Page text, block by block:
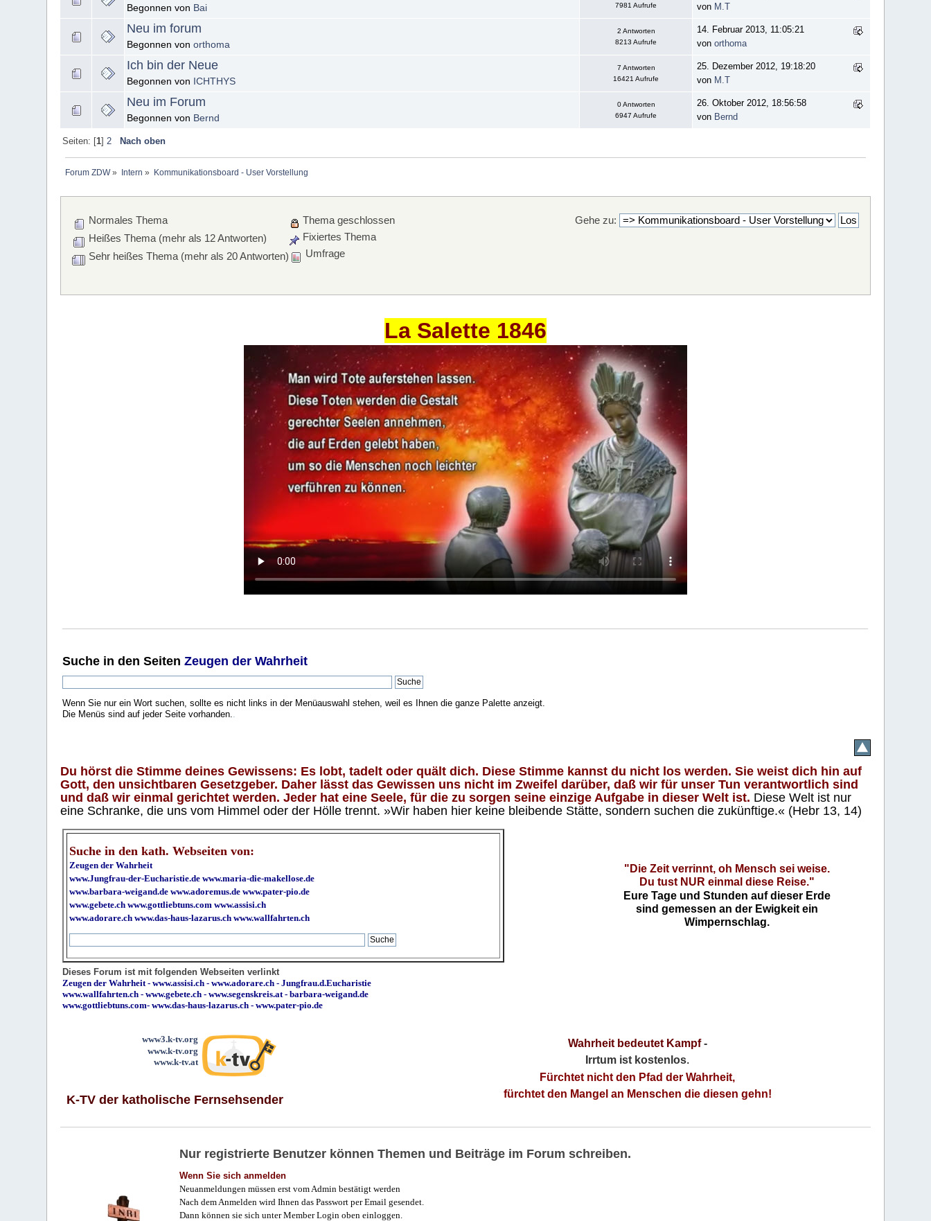
Begonnen von Bai
7981 Aufrufe
von M.T
Neu im forum
Begonnen vonorthoma
2 Antworten
8213 Aufrufe
14. Februar 2013, 11:05:21
vonorthoma
Ich bin der Neue
Begonnen von ICHTHYS
7 Antworten
16421 Aufrufe
25. Dezember 2012, 19:18:20
von M.T
Neu im Forum
Begonnen von Bernd
0 Antworten
6947 Aufrufe
26. Oktober 2012, 18:56:58
von Bernd
Seiten: [1] 2 Nach oben
Forum ZDW» Intern » Kommunikationsboard - User Vorstellung
Gehe zu:
Normales Thema
Heißes Thema (mehr als 12 Antworten)
Sehr heißes Thema (mehr als 20 Antworten)
Thema geschlossen
Fixiertes Thema
Umfrage
La Salette 1846
Suche in den SeitenZeugen der Wahrheit
Wenn Sie nur ein Wort suchen, sollte es nicht links in der Menüauswahl stehen, weil es Ihnen die ganze Palette anzeigt.
Die Menüs sind auf jeder Seite vorhanden.
Du hörst die Stimme deines Gewissens: Es lobt, tadelt oder quält dich. Diese Stimme kannst du nicht los werden. Sie weist dich hin auf
Gott, den unsichtbaren Gesetzgeber. Daher lässt das Gewissen uns nicht im Zweifel darüber, daß wir für unser Tun verantwortlich sind
und daß wir einmal gerichtet werden. Jeder hat eine Seele, für die zu sorgen seine einzige Aufgabe in dieser Welt ist. Diese Welt ist nur
eine Schranke, die uns vom Himmel oder der Hölle trennt. »Wir haben hier keine bleibende Stätte, sondern suchen die zukünftige.« (Hebr 13, 14)
Suche in den kath. Webseiten von:
Zeugen der Wahrheit
www.Jungfrau-der-Eucharistie.de www.maria-die-makellose.de
www.barbara-weigand.de www.adoremus.de www.pater-pio.de
www.gebete.ch www.gottliebtuns.com www.assisi.ch
www.adorare.ch www.das-haus-lazarus.ch www.wallfahrten.ch
"Die Zeit verrinnt, oh Mensch sei weise.
Du tust NUR einmal diese Reise."
Eure Tage und Stunden auf dieser Erde
sind gemessen an der Ewigkeit ein
Wimpernschlag.
Dieses Forum ist mit folgenden Webseiten verlinkt
Zeugen der Wahrheit -www.assisi.ch -www.adorare.ch -Jungfrau.d.Eucharistie
www.wallfahrten.ch -www.gebete.ch -www.segenskreis.at -barbara-weigand.de
www.gottliebtuns.com-www.das-haus-lazarus.ch - www.pater-pio.de
www3.k-tv.org
www.k-tv.org
www.k-tv.at
K-TV der katholische Fernsehsender
Wahrheit bedeutet Kampf-
Irrtum ist kostenlos.
Fürchtet nicht den Pfad der Wahrheit,
fürchtet den Mangel an Menschen die diesen gehn!
Nur registrierte Benutzer können Themen und Beiträge im Forum schreiben.
Wenn Sie sich anmelden
Neuanmeldungen müssen erst vom Admin bestätigt werden
Nach dem Anmelden wird Ihnen das Passwort per Email gesendet.
Dann können sie sich unter Member Login oben einloggen.